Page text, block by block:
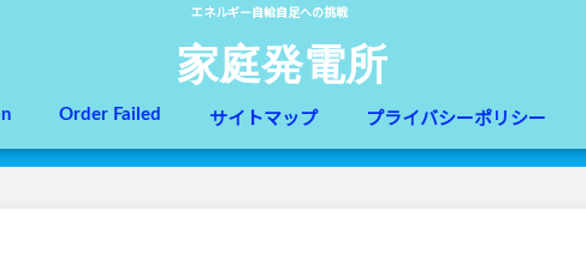
エネルギー自給自足への挑戦
家庭発電所
Order Failed サイトマップ プライバシーポリシー